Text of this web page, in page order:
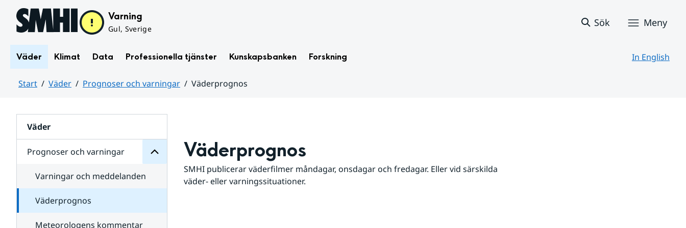
Hoppa till sidans innehåll Varning
Gul, Sverige
Sök Meny
Väder Klimat Data Professionella tjänster Kunskapsbanken Forskning In English
Start Väder Prognoser och varningar
Väderprognos
Väder
Prognoser och varningar
för
varningar
Varningar och meddelanden
Väderprognos
Meteorologens kommentar
Väderprognos
SMHI publicerar väderfilmer måndagar, onsdagar och fredagar. Eller vid särskilda
väder- eller varningssituationer.